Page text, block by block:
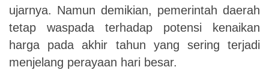
ujarnya. Namun demikian, pemerintah daerah
tetap waspada terhadap potensi kenaikan
harga pada akhir tahun yang sering terjadi
menjelang perayaan hari besar.